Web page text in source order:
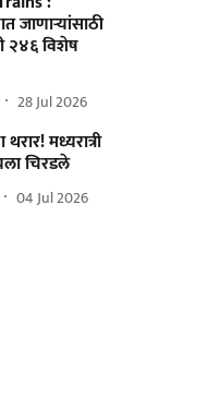
जाणाऱ्यांसाठी
२४६ विशेष
28 Jul 2026
मध्यरात्री
चिरडले
04 Jul 2026